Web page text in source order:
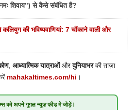
शिवाय”) से कैसे संबंधित है?
कलियुग की भविष्यवाणियां: 7 चौंकाने वाली और
, आध्यात्मिक यात्राओंऔरदुनियाभरकी ताज़ा
mahakaltimes.com/hi ।
को अपने गूगल न्यूज़ फीड में जोड़ें।